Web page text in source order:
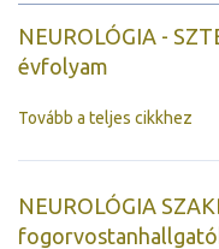
NEUROLÓGIA -
évfolyam
Tovább a teljes cikkhez
NEUROLÓGIA